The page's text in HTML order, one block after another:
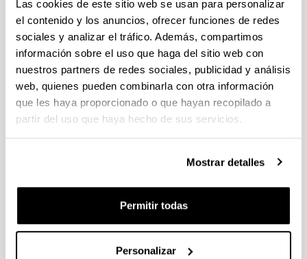
Las cookies de este sitio web se usan para personalizar
el contenido y los anuncios, ofrecer funciones de redes
sociales y analizar el tráfico. Además, compartimos
información sobre el uso que haga del sitio web con
nuestros partners de redes sociales, publicidad y análisis
web, quienes pueden combinarla con otra información
que les haya proporcionado o que hayan recopilado a
partir del uso que haya hecho de sus servicios.
Mostrar detalles
Permitir todas
Personalizar